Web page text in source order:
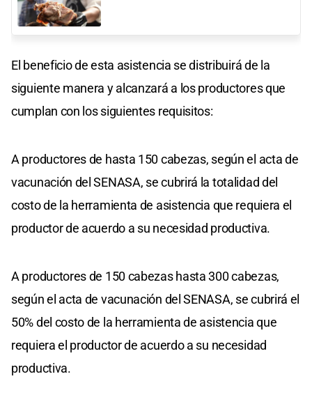
El beneficio de esta asistencia se distribuirá de la
siguiente manera y alcanzará a los productores que
cumplan con los siguientes requisitos:
A productores de hasta 150 cabezas, según el acta de
vacunación del SENASA, se cubrirá la totalidad del
costo de la herramienta de asistencia que requiera el
productor de acuerdo a su necesidad productiva.
A productores de 150 cabezas hasta 300 cabezas,
según el acta de vacunación del SENASA, se cubrirá el
50% del costo de la herramienta de asistencia que
requiera el productor de acuerdo a su necesidad
productiva.